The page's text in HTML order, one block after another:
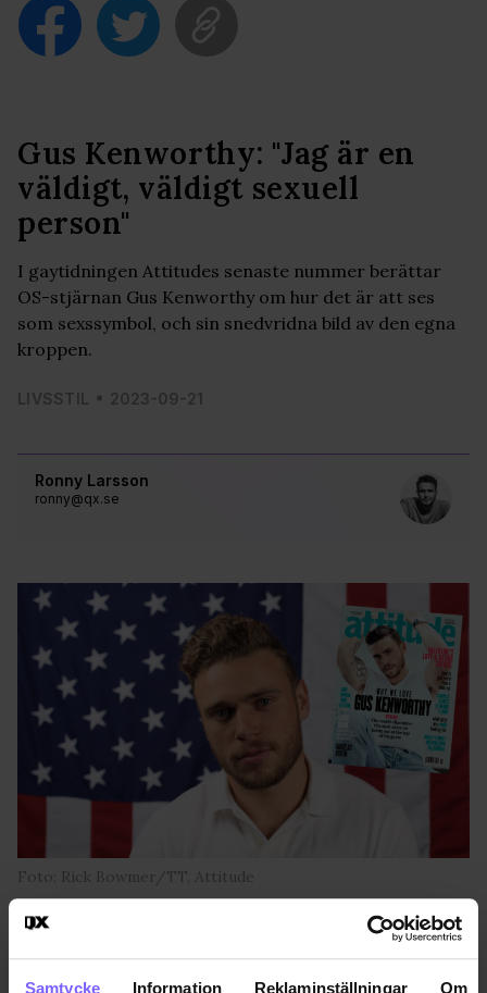
Samtycke Information Reklaminställningar Om
Ronny Larsson
ronny@qx.se
Gus Kenworthy: "Jag är en
väldigt, väldigt sexuell
person"
I gaytidningen Attitudes senaste nummer berättar
OS-stjärnan Gus Kenworthy om hur det är att ses
som sexssymbol, och sin snedvridna bild av den egna
kroppen.
LIVSSTIL 2023-09-21
Foto: Rick Bowmer/TT, Attitude
Publicerad 2023-09-21